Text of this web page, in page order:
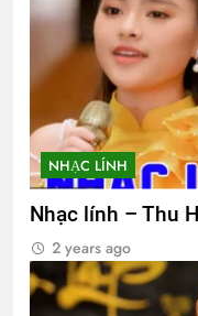
NHẠC LÍNH
Nhạc lính – Thu
2 years ago